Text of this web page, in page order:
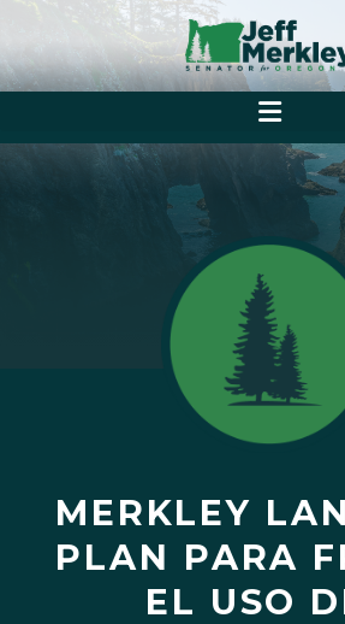
MERKLEY
PLAN PARA
EL USO